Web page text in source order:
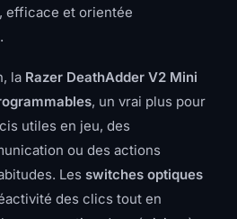
efficace et orientée
la Razer DeathAdder V2 Mini
, un vrai plus pour
utiles en jeu, des
ou des actions
Les switches optiques
des clics tout en